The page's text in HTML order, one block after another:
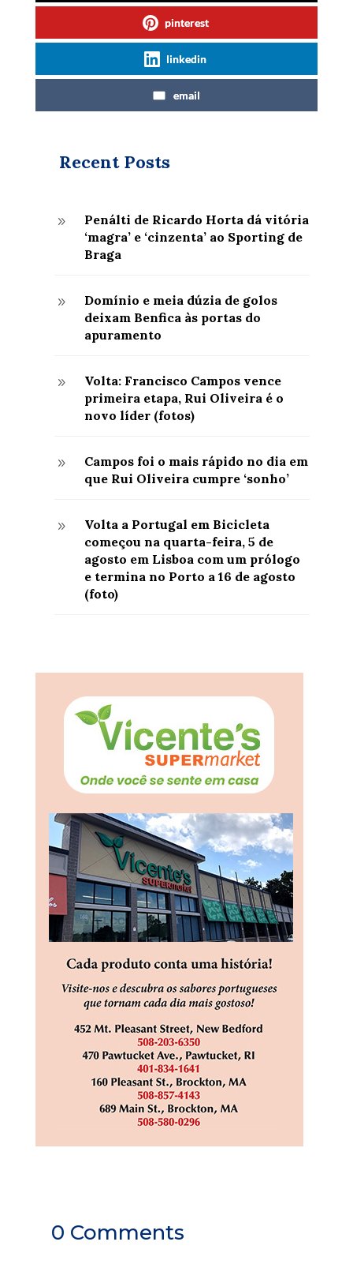
pinterest
linkedin
email
Recent Posts
9
Penálti de Ricardo Horta dá vitória
‘magra’ e ‘cinzenta’ ao Sporting de
Braga
9
Domínio e meia dúzia de golos
deixam Benfica às portas do
apuramento
9
Volta: Francisco Campos vence
primeira etapa, Rui Oliveira é o
novo líder (fotos)
9
Campos foi o mais rápido no dia em
que Rui Oliveira cumpre ‘sonho’
9
Volta a Portugal em Bicicleta
começou na quarta-feira, 5 de
agosto em Lisboa com um prólogo
e termina no Porto a 16 de agosto
(foto)
0 Comments